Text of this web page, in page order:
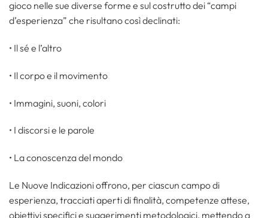
gioco nelle sue diverse forme e sul costrutto dei “campi
d’esperienza” che risultano così declinati:
• Il sé e l’altro
• Il corpo e il movimento
• Immagini, suoni, colori
• I discorsi e le parole
• La conoscenza del mondo
Le Nuove Indicazioni offrono, per ciascun campo di
esperienza, tracciati aperti di finalità, competenze attese,
obiettivi specifici e suggerimenti metodologici, mettendo a